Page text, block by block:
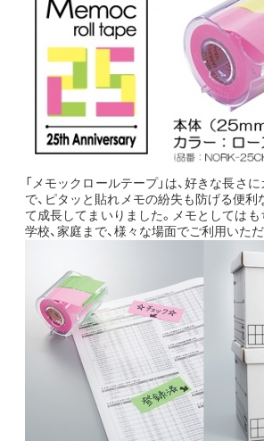
「メモックロールテープ」は、好きな長
で、ピタッと貼れメモの紛失も防げる便
て成長してまいりました。メモとしては
学校、家庭まで、様々な場面でご利用いた